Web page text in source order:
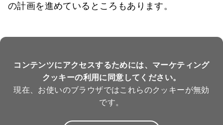
の計画を進めているところもあります。
コンテンツにアクセスするためには、マーケティング
クッキーの利用に同意してください。
現在、お使いのブラウザではこれらのクッキーが無効
です。